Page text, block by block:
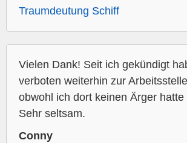
Traumdeutung Schiff
Vielen Dank! Seit ich gekündigt
verboten weiterhin zur
obwohl ich dort keinen Ärger
Sehr seltsam.
Conny